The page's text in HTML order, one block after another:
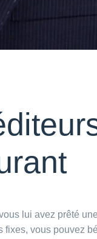
lui avez prêté
vous pouvez